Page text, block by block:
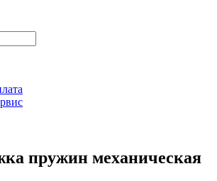
пружин механическая